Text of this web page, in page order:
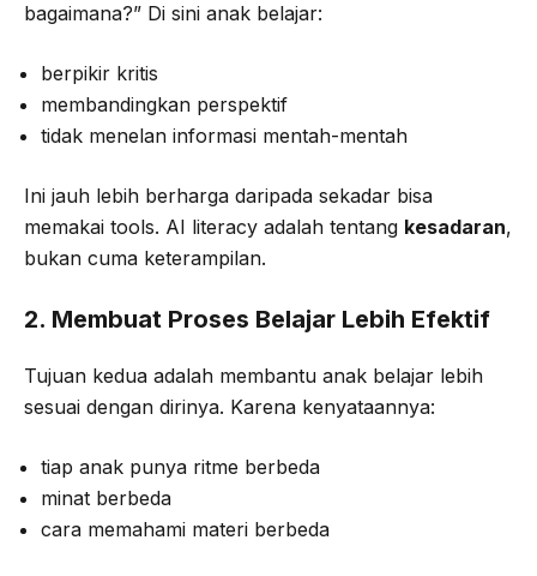
bagaimana?” Di sini anak belajar:
berpikir kritis
membandingkan perspektif
tidak menelan informasi mentah-mentah
Ini jauh lebih berharga daripada sekadar bisa
memakai tools. AI literacy adalah tentang kesadaran,
bukan cuma keterampilan.
2. Membuat Proses Belajar Lebih Efektif
Tujuan kedua adalah membantu anak belajar lebih
sesuai dengan dirinya. Karena kenyataannya:
tiap anak punya ritme berbeda
minat berbeda
cara memahami materi berbeda